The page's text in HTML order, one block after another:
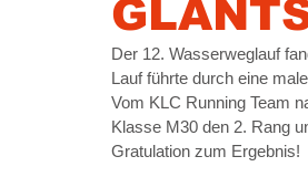
Der 12. Wasserweglauf
Lauf führte durch eine
Vom KLC Running Team
Klasse M30 den 2. Rang
Gratulation zum Ergebnis!